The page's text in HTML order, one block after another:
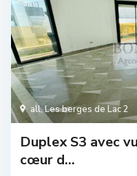
all,Les berges de Lac 2
Duplex S3 avec
cœur d...